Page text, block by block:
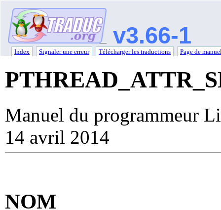
v3.66-1
Index Signaler une erreur Télécharger les traductions Page de
Manuel du programmeur
14 avril 2014
NOM